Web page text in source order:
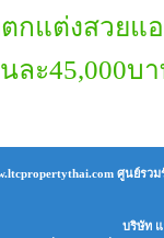
กแต่งสวยแ
ละ45,000บ
ศูนย์รว
บริษัท